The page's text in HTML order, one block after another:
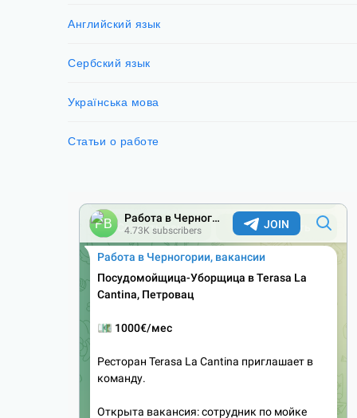
Английский язык
Сербский язык
Українська мова
Статьи о работе